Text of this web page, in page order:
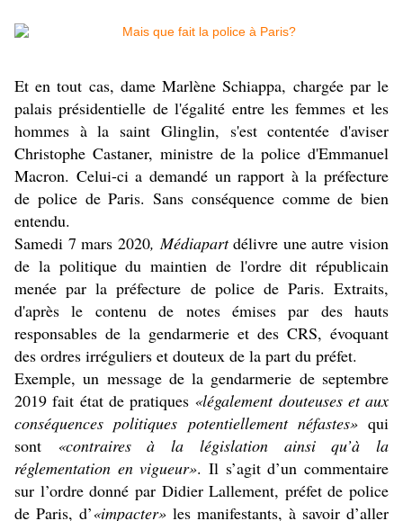
Et en tout cas, dame Marlène Schiappa, chargée par le
palais présidentielle de l'égalité entre les femmes et les
hommes à la saint Glinglin, s'est contentée d'aviser
Christophe Castaner, ministre de la police d'Emmanuel
Macron. Celui-ci a demandé un rapport à la préfecture
de police de Paris. Sans conséquence comme de bien
entendu.
Samedi 7 mars 2020, Médiapartdélivre une autre vision
de la politique du maintien de l'ordre dit républicain
menée par la préfecture de police de Paris. Extraits,
d'après le contenu de notes émises par des hauts
responsables de la gendarmerie et des CRS, évoquant
des ordres irréguliers et douteux de la part du préfet.
Exemple, un message de la gendarmerie de septembre
2019 fait état de pratiques «légalement douteuses et aux
conséquences politiques potentiellement néfastes»qui
sont «contraires à la législation ainsi qu’à la
réglementation en vigueur». Il s’agit d’un commentaire
sur l’ordre donné par Didier Lallement, préfet de police
de Paris, d’«impacter» les manifestants, à savoir d’aller